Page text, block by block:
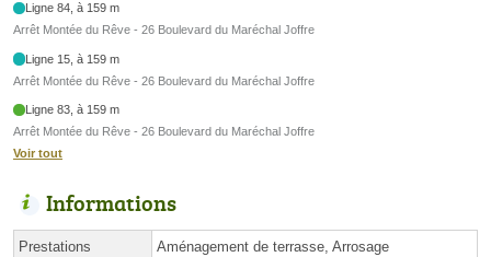
Ligne 84, à 159 m
Arrêt Montée du Rêve - 26 Boulevard du Maréchal Joffre
Ligne 15, à 159 m
Arrêt Montée du Rêve - 26 Boulevard du Maréchal Joffre
Ligne 83, à 159 m
Arrêt Montée du Rêve - 26 Boulevard du Maréchal Joffre
Voir tout
Informations
Prestations
Aménagement de terrasse, Arrosage